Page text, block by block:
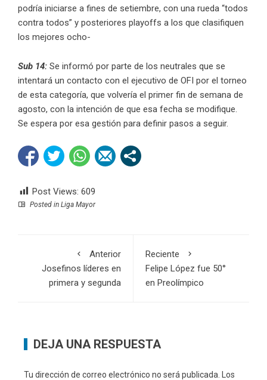
podría iniciarse a fines de setiembre, con una rueda “todos
contra todos” y posteriores playoffs a los que clasifiquen
los mejores ocho-
Sub 14: Se informó por parte de los neutrales que se
intentará un contacto con el ejecutivo de OFI por el torneo
de esta categoría, que volvería el primer fin de semana de
agosto, con la intención de que esa fecha se modifique.
Se espera por esa gestión para definir pasos a seguir.
Post Views: 609
Posted in Liga Mayor
Anterior
Josefinos líderes en
primera y segunda
Reciente
Felipe López fue 50°
en Preolímpico
DEJA UNA RESPUESTA
Tu dirección de correo electrónico no será publicada. Los